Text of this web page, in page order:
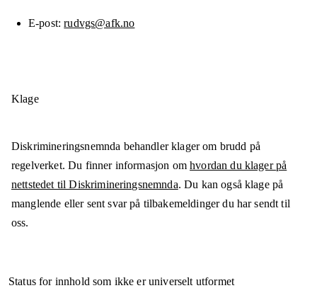
E-post rudvgs@afk.no
Klage
Diskrimineringsnemnda behandler klager om brudd på
regelverket. Du finner informasjon omhvordan du klager på
nettstedet til Diskrimineringsnemnda. Du kan også klage på
manglende eller sent svar på tilbakemeldinger du har sendt til
oss.
Status for innhold som ikke er universelt utformet